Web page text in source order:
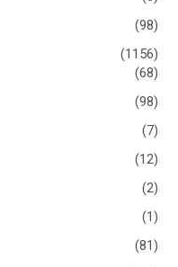
(98)
(1156)
(68)
(98)
(7)
(12)
(2)
(1)
(81)